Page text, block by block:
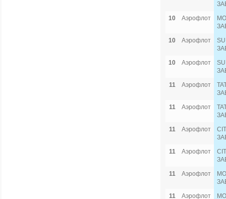
10
Аэрофлот
10
Аэрофлот
10
Аэрофлот
11
Аэрофлот
11
Аэрофлот
11
Аэрофлот
11
Аэрофлот
11
Аэрофлот
11
Аэрофлот